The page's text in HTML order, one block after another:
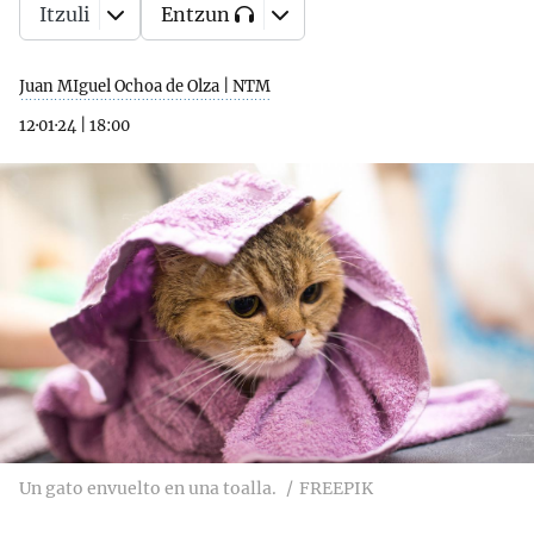
Juan MIguel Ochoa de Olza | NTM
12·01·24
18:00
Itzuli Entzun
Un gato envuelto en una toalla. FREEPIK